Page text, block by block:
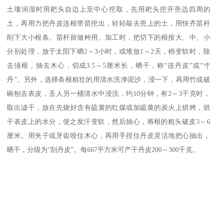
土壤润湿时用耙头自边上至中心挖取，先用耙头挖开蔸边四周的
土，再用力把丹皮连根带苗挖出，轻轻敲去蔸上的土，用快齐苗杆
削下大小根条。苗杆留做种用。加工时，把切下的根按大、中、小
分别处理，放于太阳下晒2～3小时，或堆放1～2天，稍变软时，除
去须根，抽去木心，切成3.5～5厘米长，晒干，称“连丹皮”或“寸
丹”。另外，选择条根粗壮的用清水洗净泥沙，浸一下，再用竹或破
碗刨去表皮，丢人另一桶清水中浸洗，约10分钟，有2～3千克时，
取出滤干，放在先烧好含有硫黄的红煤或加硫黄的炭火上烘烤，烘
干表皮上的水分，使之发汗变软，然后抽心，将根的粗头破皮3～6
厘米。用夹子或牙齿咬住木心，再用手捏住丹皮灵活地把心抽出，
晒干，分级为“刮丹皮”。每667平方米可产干丹皮200～300千克。